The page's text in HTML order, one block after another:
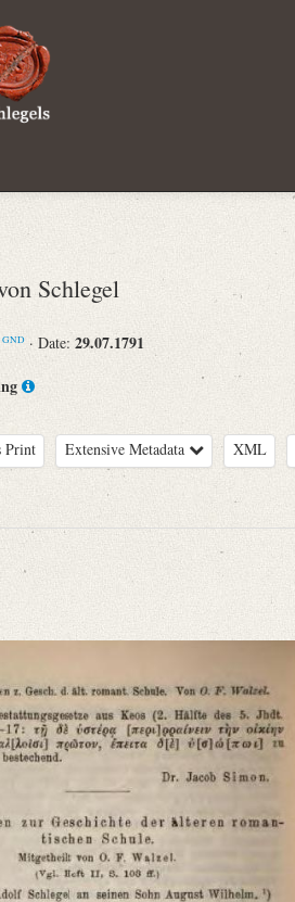
Schlegel
GND · Date: 29.07.1791
Print Extensive Metadata XML
romantischen Schule. In: Zeitschrift